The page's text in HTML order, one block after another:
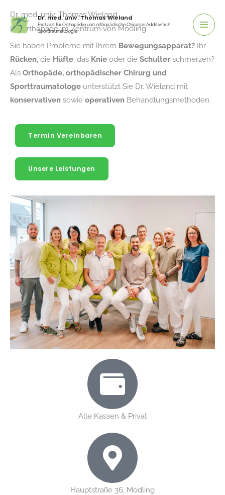
Inhalt
springen
Dr. med. univ. Thomas Wieland
Facharzt für Orthopädie und orthopädische Chirurgie Additivfach
Sporttraumatologie
Dr. med. univ. Thomas Wieland
Ihr Orthopäde im Zentrum von Mödling
Sie haben Probleme mit Ihrem Bewegungsapparat? Ihr
Rücken, die Hüfte , das Knie oder die Schulter schmerzen?
Als Orthopäde, orthopädischer Chirurg und
Sporttraumatologe unterstützt Sie Dr. Wieland mit
konservativen sowie operativen Behandlungsmethoden.
Termin Vereinbaren
Unsere Leistungen
Alle Kassen & Privat
Hauptstraße 36, Mödling